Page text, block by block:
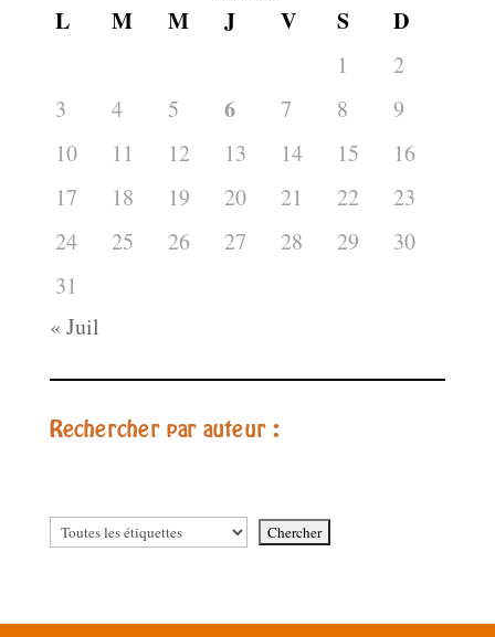
L M M J V S D
1
2
3
4 5 6 7 8
9
10
11 12 13 14 15
16
17
18 19 20 21 22
23
24
25 26 27 28 29
30
31
« Juil
Rechercher par auteur :